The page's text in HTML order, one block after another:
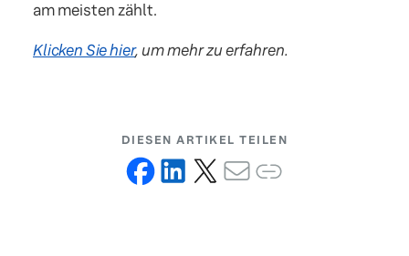
am meisten zählt.
Klicken Sie hier, um mehr zu erfahren.
DIESEN ARTIKEL TEILEN